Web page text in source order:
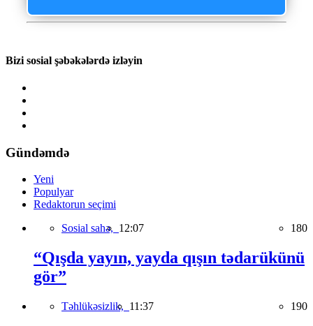
Bizi sosial şəbəkələrdə izləyin
Gündəmdə
Yeni
Populyar
Redaktorun seçimi
Sosial sahə, 12:07 180
“Qışda yayın, yayda qışın tədarükünü
gör”
Təhlükəsizlik, 11:37 190